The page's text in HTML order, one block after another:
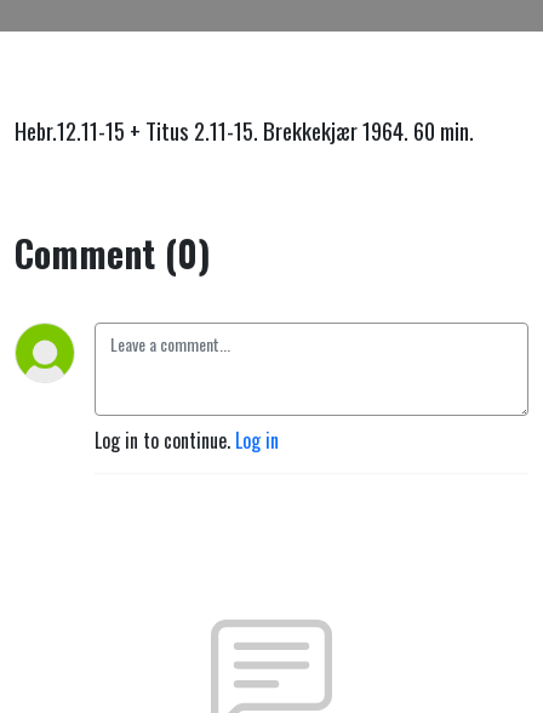
Hebr.12.11-15 + Titus 2.11-15. Brekkekjær 1964. 60 min.
Comment (0)
Log in to continue. Log in